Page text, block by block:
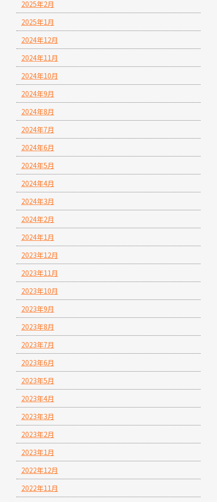
2025年2月
2025年1月
2024年12月
2024年11月
2024年10月
2024年9月
2024年8月
2024年7月
2024年6月
2024年5月
2024年4月
2024年3月
2024年2月
2024年1月
2023年12月
2023年11月
2023年10月
2023年9月
2023年8月
2023年7月
2023年6月
2023年5月
2023年4月
2023年3月
2023年2月
2023年1月
2022年12月
2022年11月